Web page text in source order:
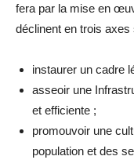
fera par la mise en
déclinent en trois axes
instaurer un cadre
asseoir une
et efficiente ;
promouvoir une
population et des